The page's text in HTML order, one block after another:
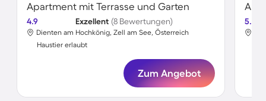
Apartment mit Terrasse und Garten
4.9 Exzellent (8 Bewertungen)
Dienten am Hochkönig, Zell am See, Österreich
Haustier erlaubt
Zum Angebot
5.0